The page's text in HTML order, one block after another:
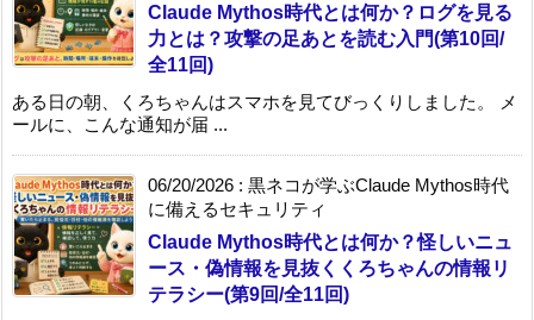
Claude Mythos時代とは何か？ログを見る
力とは？攻撃の足あとを読む入門(第10回/
全11回)
ある日の朝、くろちゃんはスマホを見てびっくりしました。 メ
ールに、こんな通知が届 ...
06/20/2026 : 黒ネコが学ぶClaude Mythos時代
に備えるセキュリティ
Claude Mythos時代とは何か？怪しいニュ
ース・偽情報を見抜くくろちゃんの情報リ
テラシー(第9回/全11回)